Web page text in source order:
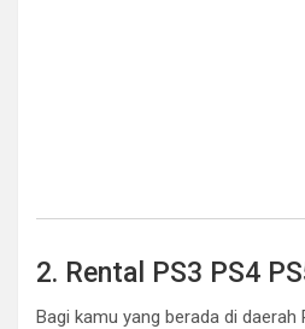
2. Rental PS3 PS4
Bagi kamu yang berada di daerah